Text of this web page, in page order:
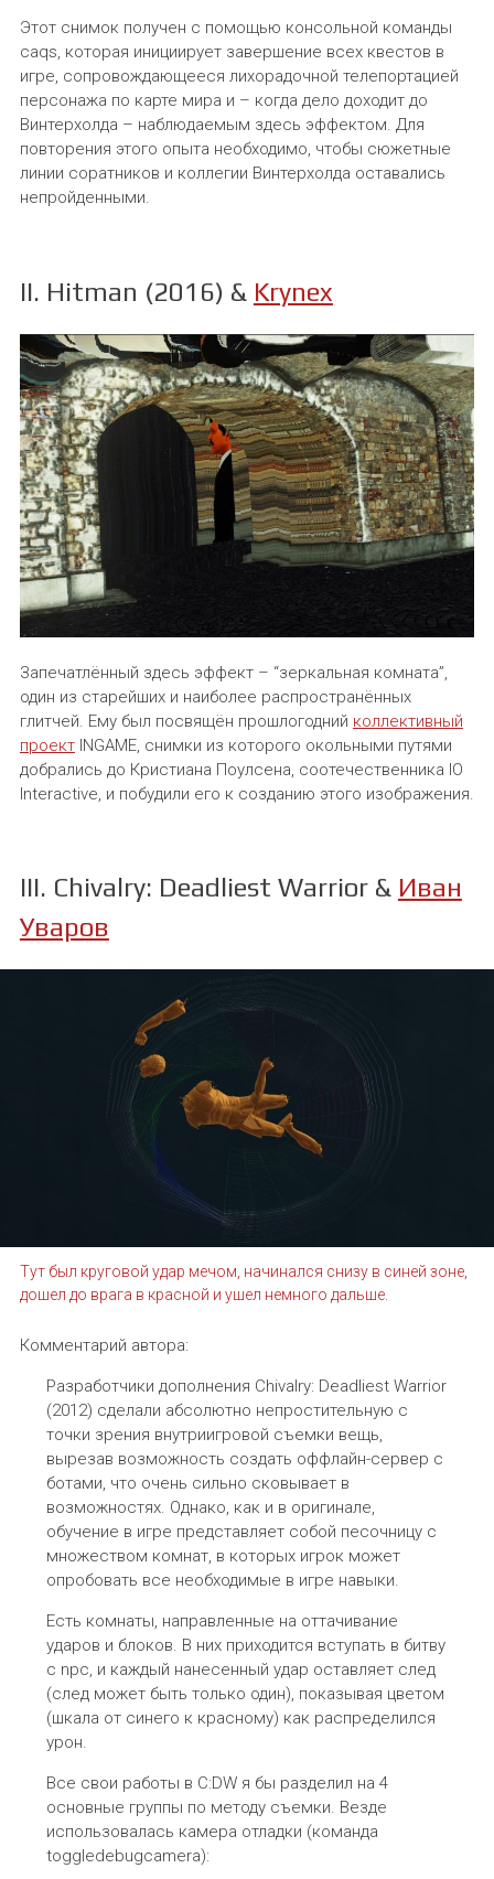
Этот снимок получен с помощью консольной команды
caqs, которая инициирует завершение всех квестов в
игре, сопровождающееся лихорадочной телепортацией
персонажа по карте мира и – когда дело доходит до
Винтерхолда – наблюдаемым здесь эффектом. Для
повторения этого опыта необходимо, чтобы сюжетные
линии соратников и коллегии Винтерхолда оставались
непройденными.
II. Hitman (2016) & Krynex
Запечатлённый здесь эффект – “зеркальная комната”,
один из старейших и наиболее распространённых
глитчей. Ему был посвящён прошлогодний коллективный
проектINGAME, снимки из которого окольными путями
добрались до Кристиана Поулсена, соотечественника IO
Interactive, и побудили его к созданию этого изображения.
III. Chivalry: Deadliest Warrior & Иван
Уваров
Тут был круговой удар мечом, начинался снизу в синей зоне,
дошел до врага в красной и ушел немного дальше.
Комментарий автора:
Разработчики дополнения Chivalry: Deadliest Warrior
(2012) сделали абсолютно непростительную с
точки зрения внутриигровой съемки вещь,
вырезав возможность создать оффлайн-сервер с
ботами, что очень сильно сковывает в
возможностях. Однако, как и в оригинале,
обучение в игре представляет собой песочницу с
множеством комнат, в которых игрок может
опробовать все необходимые в игре навыки.
Есть комнаты, направленные на оттачивание
ударов и блоков. В них приходится вступать в битву
с npc, и каждый нанесенный удар оставляет след
(след может быть только один), показывая цветом
(шкала от синего к красному) как распределился
урон.
Все свои работы в C:DW я бы разделил на 4
основные группы по методу съемки. Везде
использовалась камера отладки (команда
toggledebugcamera):